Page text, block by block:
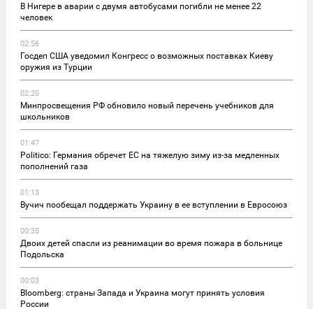
В Нигере в аварии с двумя автобусами погибли не менее 22
человек
02:56
Госдеп США уведомил Конгресс о возможных поставках Киеву
оружия из Турции
02:20
Минпросвещения РФ обновило новый перечень учебников для
школьников
01:47
Politico: Германия обречет ЕС на тяжелую зиму из-за медленных
пополнений газа
01:13
Вучич пообещал поддержать Украину в ее вступлении в Евросоюз
00:35
Двоих детей спасли из реанимации во время пожара в больнице
Подольска
00:03
Bloomberg: страны Запада и Украина могут принять условия
России